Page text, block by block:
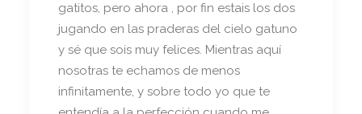
gatitos, pero ahora , por fin estais los dos
jugando en las praderas del cielo gatuno
y sé que sois muy felices. Mientras aquí
nosotras te echamos de menos
infinitamente, y sobre todo yo que te